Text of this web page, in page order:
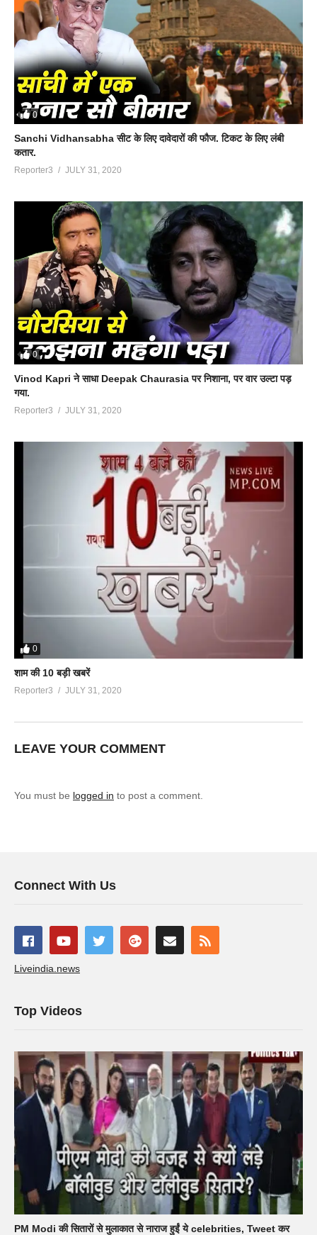
0
Sanchi Vidhansabha सीट के लिए दावेदारों की फौज. टिकट के लिए लंबी
कतार.
Reporter3 JULY 31, 2020
0
Vinod Kapri ने साधा Deepak Chaurasia पर निशाना, पर वार उल्टा पड़
गया.
Reporter3 JULY 31, 2020
0
शाम की 10 बड़ी खबरें
Reporter3 JULY 31, 2020
LEAVE YOUR COMMENT
You must be logged in to post a comment.
Connect With Us
Liveindia.news
Top Videos
PM Modi की सितारों से मुलाकात से नाराज हुईं ये celebrities, Tweet कर